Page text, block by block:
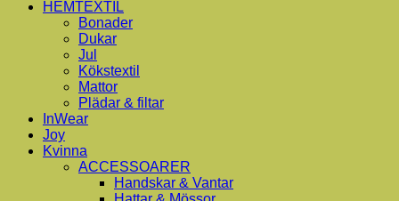
HEMTEXTIL
Bonader
Dukar
Jul
Kökstextil
Mattor
Plädar & filtar
InWear
Joy
Kvinna
ACCESSOARER
Handskar & Vantar